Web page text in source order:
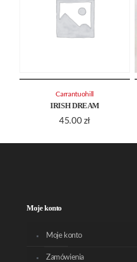
IRISH DREAM
45.00 zł
Carrantuohill
Moje konto
Moje konto
Zamówienia